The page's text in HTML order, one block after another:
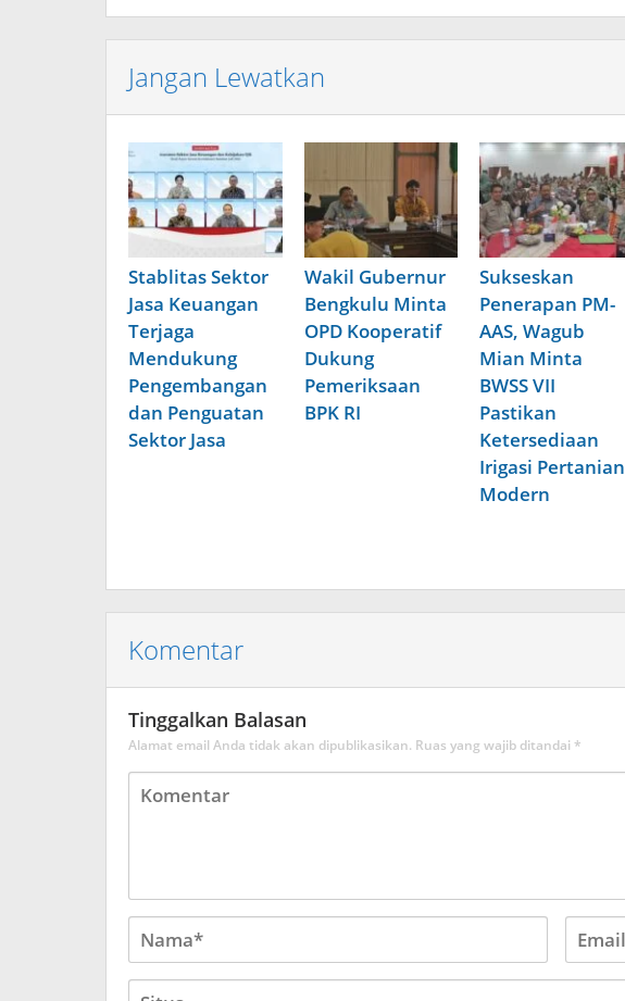
Jangan Lewatkan
Stablitas Sektor
Jasa Keuangan
Terjaga
Mendukung
Pengembangan
dan Penguatan
Sektor Jasa
Wakil Gubernur
Bengkulu Minta
OPD Kooperatif
Dukung
Pemeriksaan
BPK RI
Sukseskan
Penerapan PM-
AAS, Wagub
Mian Minta
BWSS VII
Pastikan
Ketersediaan
Irigasi Pertanian
Modern
Komentar
Tinggalkan Balasan
Alamat email Anda tidak akan dipublikasikan. Ruas yang wajib ditandai *